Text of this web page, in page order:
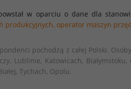
w oparciu o dane dla
produkcyjnych, operator maszyn
pochodzą z całej Polski.
Lublinie, Katowicach,
Tychach, Opolu.